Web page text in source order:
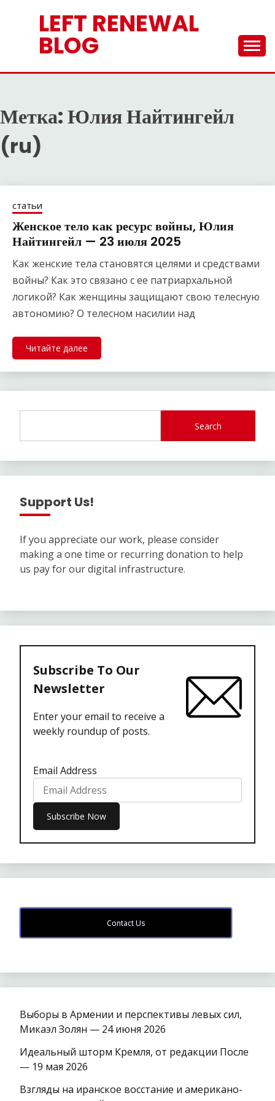
содержимомуLEFT RENEWAL
BLOG
Метка:Юлия Найтингейл
(ru)
статьи
Женское тело как ресурс войны, Юлия
Найтингейл — 23 июля 2025
Как женские тела становятся целями и средствами
войны? Как это связано с ее патриархальной
логикой? Как женщины защищают свою телесную
автономию? О телесном насилии над
Читайте далее
Search
Support Us!
If you appreciate our work, please consider
making a one time or recurring donation to help
us pay for our digital infrastructure.
Subscribe To Our
Newsletter
Enter your email to receive a
weekly roundup of posts.
Email Address
Contact Us
Выборы в Армении и перспективы левых сил,
Микаэл Золян — 24 июня 2026
Идеальный шторм Кремля, от редакции После
— 19 мая 2026
Взгляды на иранское восстание и американо-